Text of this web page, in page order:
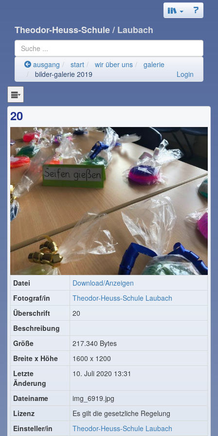
Theodor-Heuss-Schule/ Laubach
ausgang start wir über uns
galerie
bilder-galerie 2019
Login
20
Datei
Download/Anzeigen
Fotograf/in
Theodor-Heuss-Schule Laubach
Überschrift
20
Beschreibung
Größe
217.340 Bytes
Breite x Höhe
1600 x 1200
Letzte
Änderung
10. Juli 2020 13:31
Dateiname
img_6919.jpg
Lizenz
Es gilt die gesetzliche Regelung
Einsteller/in
Theodor-Heuss-Schule Laubach